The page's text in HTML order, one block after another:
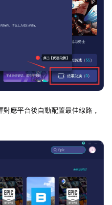
應平台後自動配置最佳線路，